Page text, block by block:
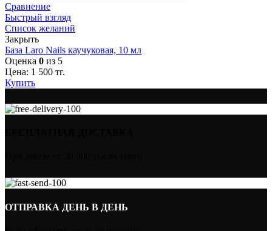
Сравнение
Быстрый взгляд
Список желаний
Закрыть
База Laro Nails каучуковая, 10 мл
Оценка 0 из 5
Цена: 1 500 тг.
Купить
ОТПРАВКА ДЕНЬ В ДЕНЬ